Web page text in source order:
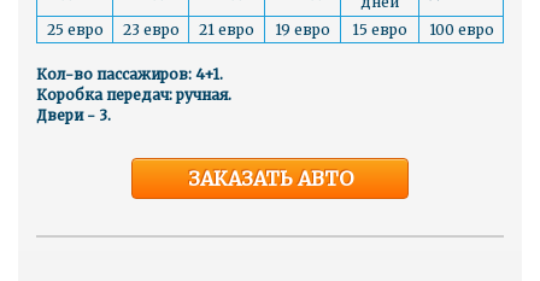
25 евро 23 евро 21 евро 19 евро 15 евро 100 евро
Кол-во пассажиров: 4+1.
Коробка передач: ручная.
Двери - 3.
ЗАКАЗАТЬ АВТО